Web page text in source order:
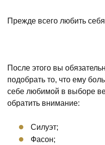
Прежде всего любить
После этого вы
подобрать то, что ему
себе любимой в выборе
обратить внимание:
Силуэт;
Фасон;